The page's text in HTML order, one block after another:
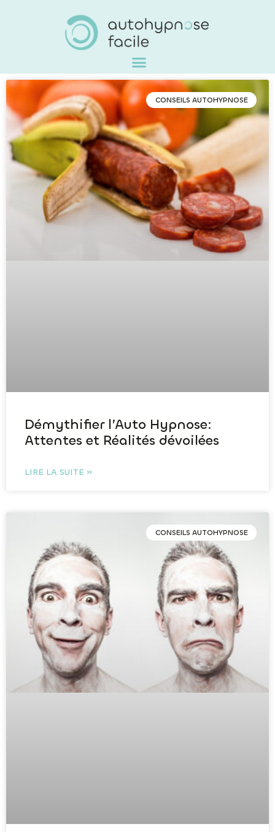
CONSEILS AUTOHYPNOSE
Démythifier l’Auto Hypnose:
Attentes et Réalités dévoilées
LIRE LA SUITE »
CONSEILS AUTOHYPNOSE